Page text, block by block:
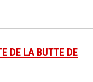
DE LA BUTTE DE